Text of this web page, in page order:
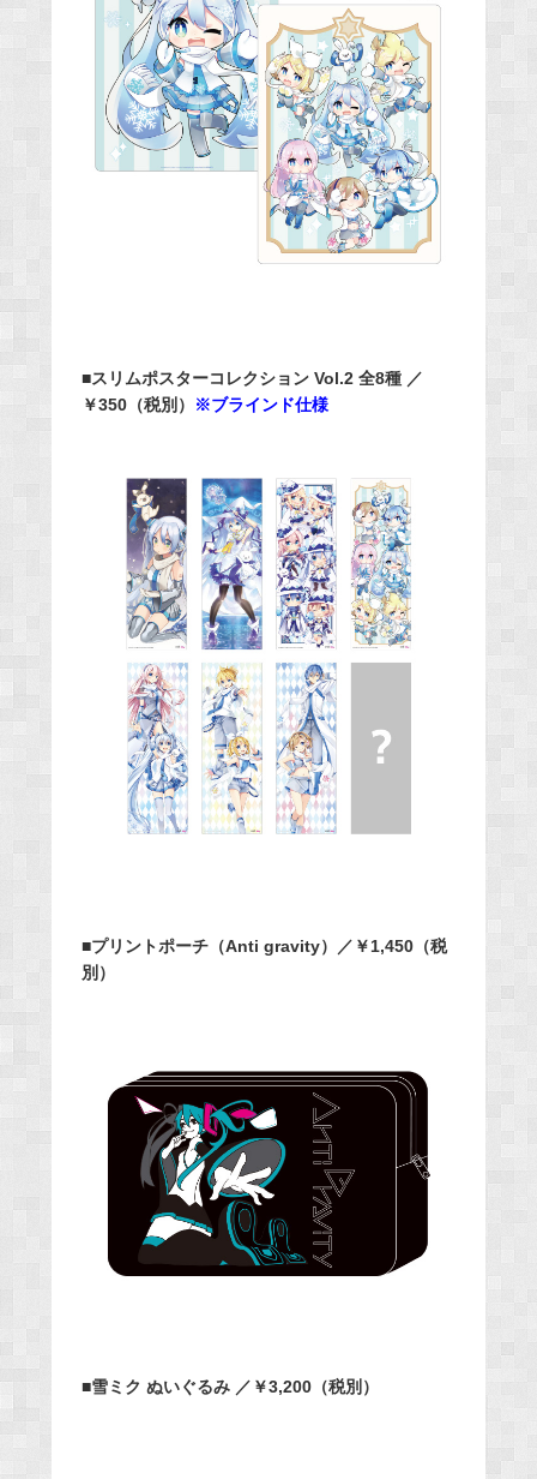
■スリムポスターコレクション Vol.2 全8種 ／
￥350（税別）
※ブラインド仕様
■プリントポーチ（Anti gravity）／￥1,450（税
別）
■雪ミク ぬいぐるみ ／￥3,200（税別）